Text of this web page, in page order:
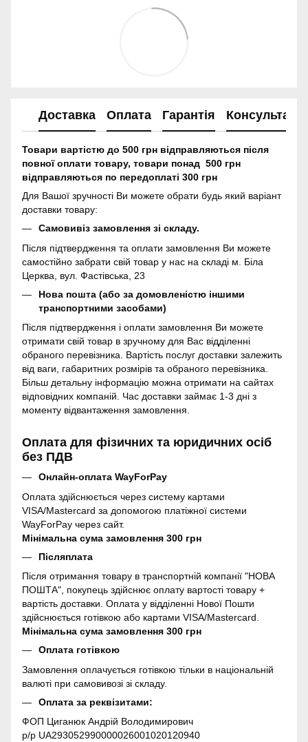
Доставка Оплата Гарантія Консультація
Товари вартістю до 500 грн відправляються після
повної оплати товару, товари понад 500 грн
відправляються по передоплаті 300 грн
Для Вашої зручності Ви можете обрати будь який варіант
доставки товару:
Самовивіз замовлення зі складу.
Після підтвердження та оплати замовлення Ви можете
самостійно забрати свій товар у нас на складі м. Біла
Церква, вул. Фастівська, 23
Нова пошта (або за домовленістю іншими
транспортними засобами)
Після підтвердження і оплати замовлення Ви можете
отримати свій товар в зручному для Вас відділенні
обраного перевізника. Вартість послуг доставки залежить
від ваги, габаритних розмірів та обраного перевізника.
Більш детальну інформацію можна отримати на сайтах
відповідних компаній. Час доставки займає 1-3 дні з
моменту відвантаження замовлення.
Оплата для фізичних та юридичних осіб
без ПДВ
Онлайн-оплата WayForPay
Оплата здійснюється через систему картами
VISA/Mastercard за допомогою платіжної системи
WayForPay через сайт.
Мінімальна сума замовлення 300 грн
Післяплата
Після отримання товару в транспортній компанії "НОВА
ПОШТА", покупець здійснює оплату вартості товару +
вартість доставки. Оплата у відділенні Нової Пошти
здійснюється готівкою або картами VISA/Mastercard.
Мінімальна сума замовлення 300 грн
Оплата готівкою
Замовлення оплачується готівкою тільки в національній
валюті при самовивозі зі складу.
Оплата за реквізитами:
ФОП Циганюк Андрій Володимирович
р/р UA293052990000026001020120940